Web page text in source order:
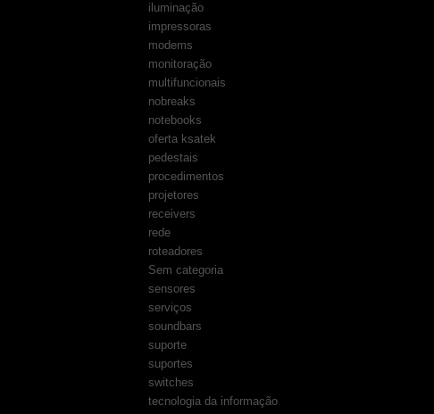
iluminação
impressoras
modems
monitoração
multifuncionais
nobreaks
notebooks
oferta ksatek
pedestais
procedimentos
projetores
receivers
rede
roteadores
Sem categoria
sensores
serviços
soundbars
suporte
suportes
switches
tecnologia da informação